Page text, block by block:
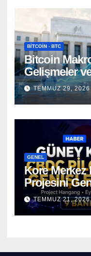
BITCOIN - BTC
Bitcoin
Gelişmeler
Öncesinde
TEMMUZ 29, 2026
GENEL
Kore Merkez
Projesini
Ayında
Başlıyor
TEMMUZ 21,